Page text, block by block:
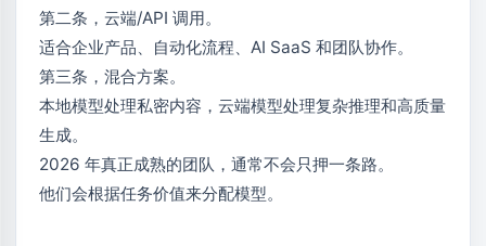
第二条，云端/API 调用。
适合企业产品、自动化流程、AI SaaS 和团队协作。
第三条，混合方案。
本地模型处理私密内容，云端模型处理复杂推理和高质量
生成。
2026 年真正成熟的团队，通常不会只押一条路。
他们会根据任务价值来分配模型。